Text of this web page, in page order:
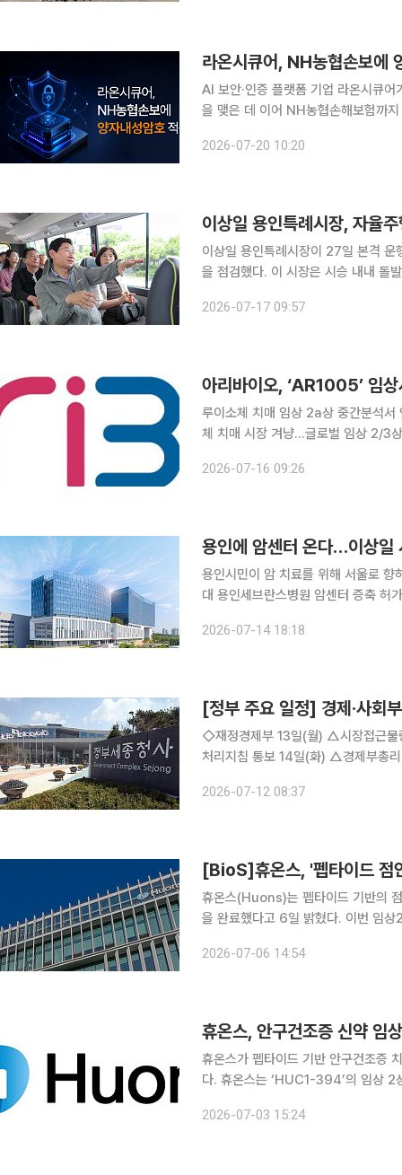
라온시큐어, NH농협손보에
AI 보안·인증 플랫폼 기업 라온시큐
을 맺은 데 이어 NH농협손해보험까
보안 체계를 공급하는 계약을 체결했
2026-07-20 10:20
이상일 용인특례시장이 27일 본격
을 점검했다. 이 시장은 시승 내내 돌발 상황 대응 체계와 악천후 운행 기준까지 개발자에게 캐물으
2026-07-17 09:57
루이소체 치매 임상 2a상 중간분석서
체 치매 시장 겨냥…글로벌 임상 2/3상 설계 착수 아리바이오가 알츠하이
2026-07-16 09:26
용인시민이 암 치료를 위해 서울로 향하던 발걸음이
대 용인세브란스병원 암센터 증축 허
는 연세대학교가 기흥구 중동 1151번
2026-07-14 18:18
[정부 주요 일정] 경제·사회
◇재정경제부 13일(월) △시장접근물량 증량에 관한 규칙 개정 △폭염 및 호우 관련 공공계약 업무
처리지침 통보 14일(화) △경제부총리 10:00 국무회의(청와대) 15일(수) △재경부 2차관 16:30
경제동향 △민생안정지원단, 민생물
2026-07-12 08:37
[BioS]휴온스, '펩타이드 점
휴온스(Huons)는 펩타이드 기반의
을 완료했다고 6일 밝혔다. 이번 임
스는 내년 하반기 마지막 환자 평가
2026-07-06 14:54
휴온스, 안구건조증 신약 임
휴온스가 펩타이드 기반 안구건조증
다. 휴온스는 ‘HUC1-394’의 임상 2상 첫 환자 등록을 성공적으로 완료했다고 3일 밝혔다. 휴온스
선별과정을 거쳐 이날 ‘첫 환자 등록
2026-07-03 15:24